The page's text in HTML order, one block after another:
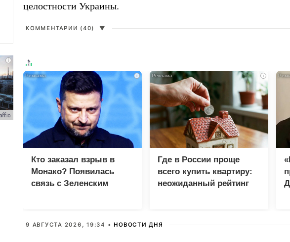
целостности Украины.
КОММЕНТАРИИ (40) ▼
i
Кто заказал взрыв в
Монако? Появилась
связь с Зеленским
i
Где в России проще
всего купить квартиру:
неожиданный рейтинг
9 АВГУСТА 2026, 19:34 • НОВОСТИ ДНЯ